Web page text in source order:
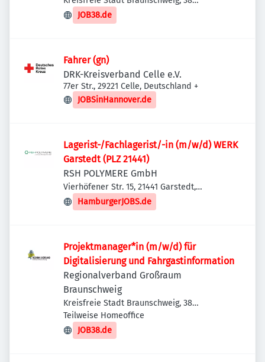
Braunschweig, Deutschland
JOB38.de
Fahrer (gn)
DRK-Kreisverband Celle e.V.
77er Str., 29221 Celle, Deutschland +
JOBSinHannover.de
Lagerist-/Fachlagerist/-in (m/w/d) WERK
Garstedt (PLZ 21441)
RSH POLYMERE GmbH
Vierhöfener Str. 15, 21441 Garstedt,
Deutschland
HamburgerJOBS.de
Projektmanager*in (m/w/d) für
Digitalisierung und Fahrgastinformation
Regionalverband Großraum
Braunschweig
Kreisfreie Stadt Braunschweig, 38
Braunschweig, Deutschland
Teilweise Homeoffice
JOB38.de